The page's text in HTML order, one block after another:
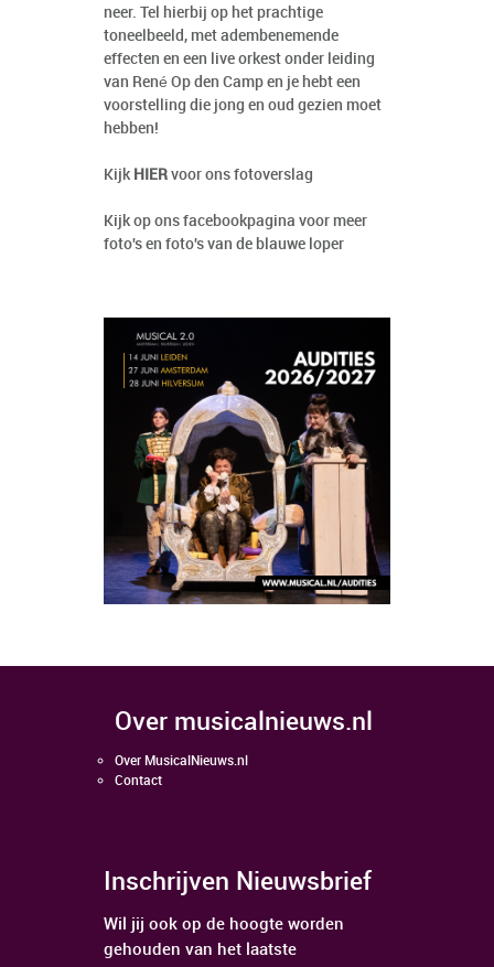
neer. Tel hierbij op het prachtige
toneelbeeld, met adembenemende
effecten en een live orkest onder leiding
van René Op den Camp en je hebt een
voorstelling die jong en oud gezien moet
hebben!
Kijk HIER voor ons fotoverslag
Kijk op ons facebookpagina voor meer
foto's en foto's van de blauwe loper
over musicalnieuws.nl
Over MusicalNieuws.nl
Contact
Inschrijven Nieuwsbrief
Wil jij ook op de hoogte worden
gehouden van het laatste